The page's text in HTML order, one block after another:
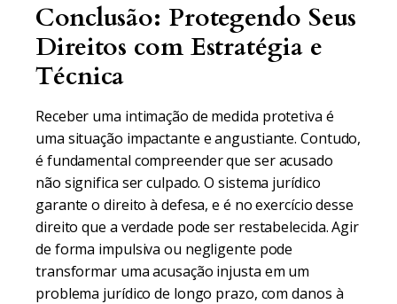
Conclusão: Protegendo Seus
Direitos com Estratégia e
Técnica
Receber uma intimação de medida protetiva é
uma situação impactante e angustiante. Contudo,
é fundamental compreender que ser acusado
não significa ser culpado. O sistema jurídico
garante o direito à defesa, e é no exercício desse
direito que a verdade pode ser restabelecida. Agir
de forma impulsiva ou negligente pode
transformar uma acusação injusta em um
problema jurídico de longo prazo, com danos à